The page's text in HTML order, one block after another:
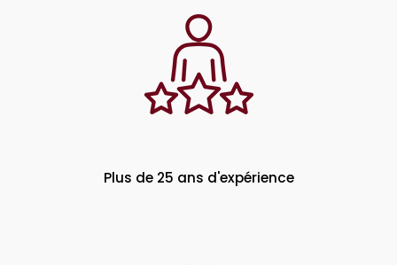
Plus de 25 ans d'expérience